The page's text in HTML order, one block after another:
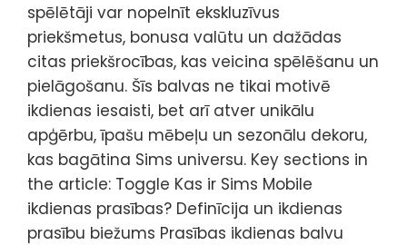
spēlētāji var nopelnīt ekskluzīvus
priekšmetus, bonusa valūtu un dažādas
citas priekšrocības, kas veicina spēlēšanu un
pielāgošanu. Šīs balvas ne tikai motivē
ikdienas iesaisti, bet arī atver unikālu
apģērbu, īpašu mēbeļu un sezonālu dekoru,
kas bagātina Sims universu. Key sections in
the article: Toggle Kas ir Sims Mobile
ikdienas prasības? Definīcija un ikdienas
prasību biežums Prasības ikdienas balvu